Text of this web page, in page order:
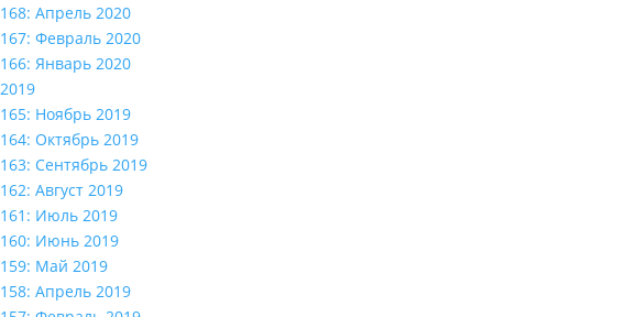
168: Апрель 2020
167: Февраль 2020
166: Январь 2020
2019
165: Ноябрь 2019
164: Октябрь 2019
163: Сентябрь 2019
162: Август 2019
161: Июль 2019
160: Июнь 2019
159: Май 2019
158: Апрель 2019